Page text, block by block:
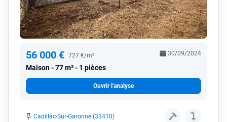
56 000 € 727 €/m²
Maison 77 m² - 1 pièces
30/09/2024
Ouvrir l'analyse
Cadillac-Sur-Garonne (33410)